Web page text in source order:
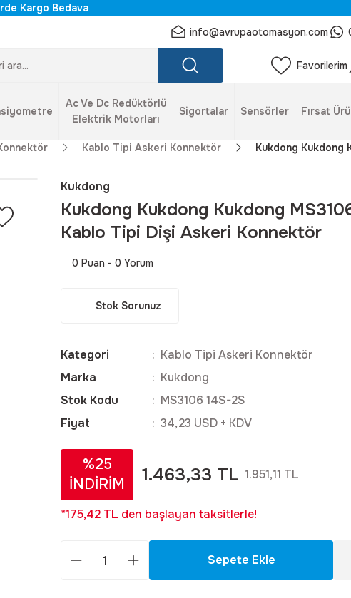
Kargo Bedava
info@avrupaotomasyon.com
Favorilerim
Ac Ve Dc Redüktörlü
Elektrik Motorları
Sigortalar Sensörler Fırsat
Kablo Tipi Askeri Konnektör Kukdong Kukdong
Kukdong
Kukdong Kukdong Kukdong
Kablo Tipi Dişi Askeri Konnektör
0 Puan - 0 Yorum
Stok Sorunuz
Kategori
Kablo Tipi Askeri Konnektör
Marka
Kukdong
Stok Kodu
MS3106 14S-2S
Fiyat
34,23 USD + KDV
%25
İNDİRİM
1.463,33 TL 1.951,11 TL
*175,42 TL den başlayan taksitlerle!
Sepete Ekle